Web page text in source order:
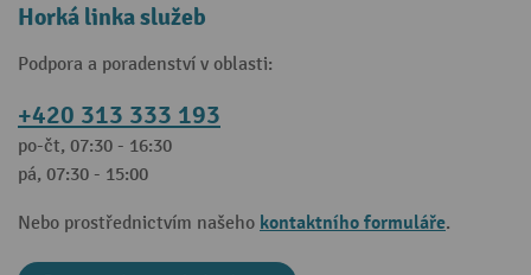
Horká linka služeb
Podpora a poradenství v oblasti:
+420 313 333 193
po-čt, 07:30 - 16:30
pá, 07:30 - 15:00
Nebo prostřednictvím našeho kontaktního formuláře.